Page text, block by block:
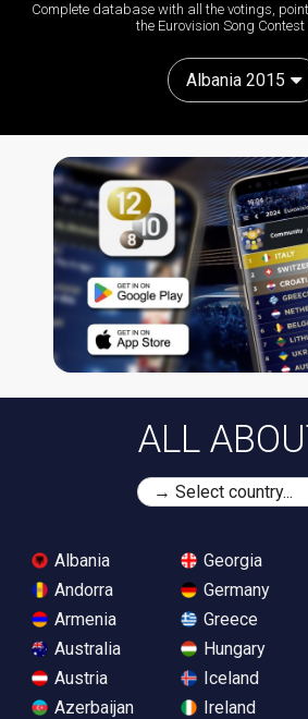
Complete database with all the votings,
the Eurovision Song
Albania 2015
ALL
Albania
Andorra
Armenia
Australia
Austria
Azerbaijan
Georgia
Germany
Greece
Hungary
Iceland
Ireland